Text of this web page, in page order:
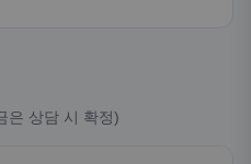
은 상담 시 확정)